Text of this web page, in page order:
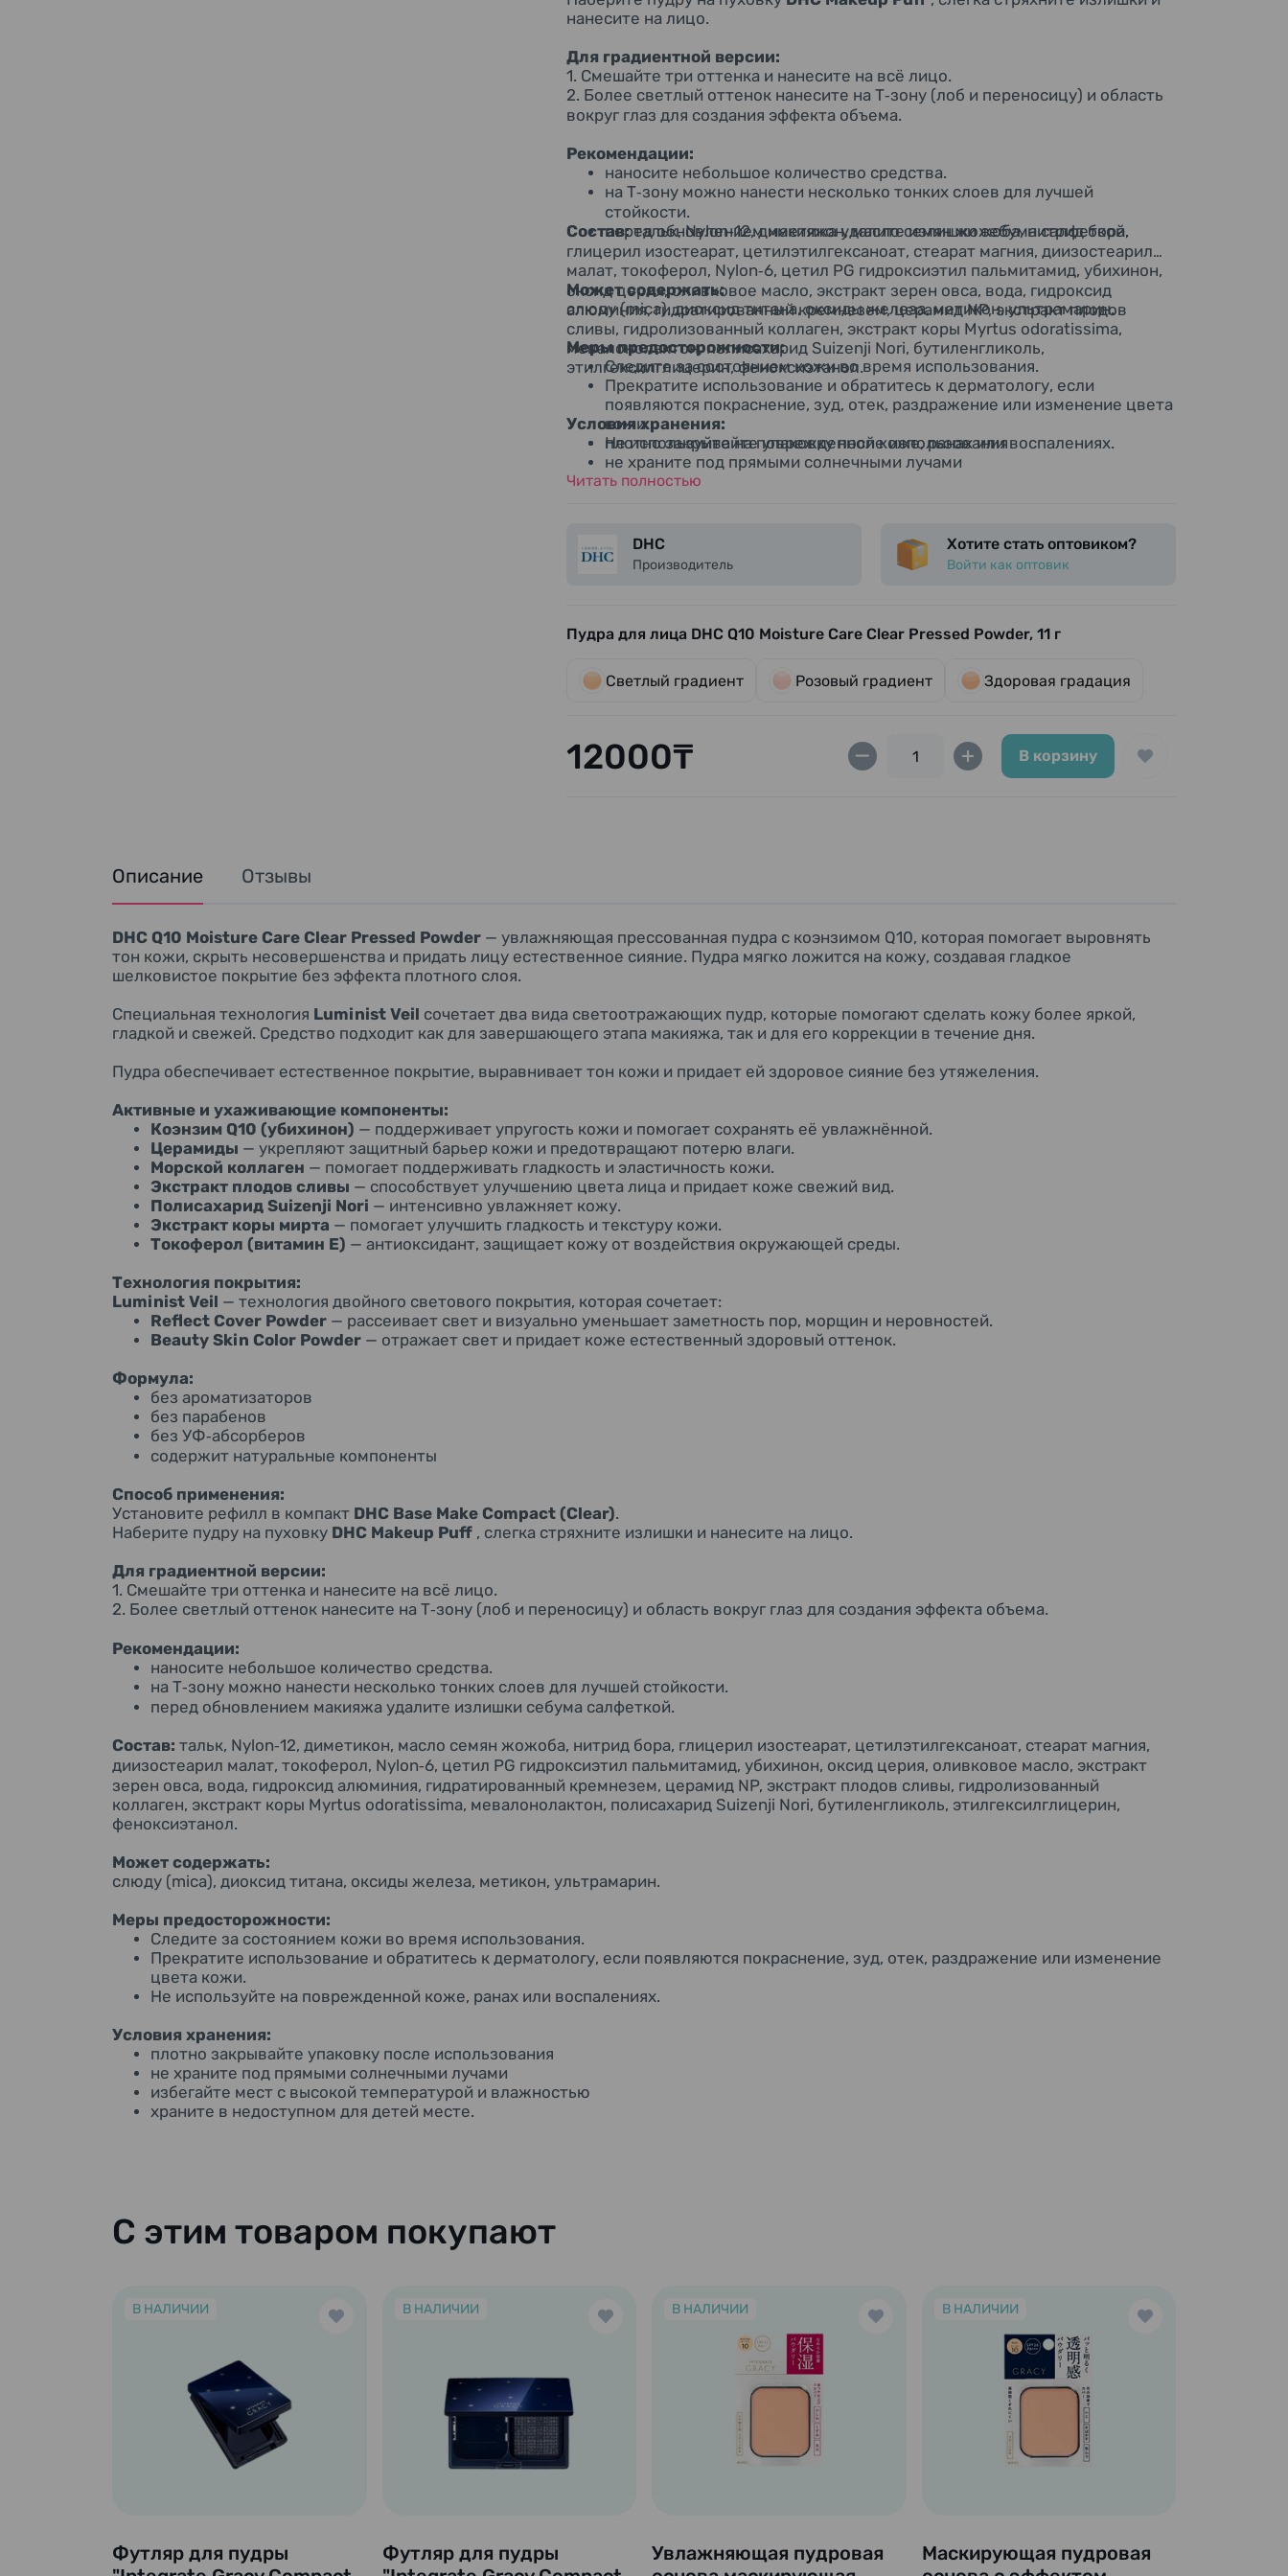
нанесите на лицо.
Для градиентной версии:
1. Смешайте три оттенка и нанесите на всё лицо.
2. Более светлый оттенок нанесите на Т‑зону (лоб и переносицу) и область
вокруг глаз для создания эффекта объема.
Рекомендации:
наносите небольшое количество средства.
на Т‑зону можно нанести несколько тонких слоев для лучшей
стойкости.
перед обновлением макияжа удалите излишки себума салфеткой.
Состав:тальк, Nylon‑12, диметикон, масло семян жожоба, нитрид бора,
глицерил изостеарат, цетилэтилгексаноат, стеарат магния, диизостеарил
малат, токоферол, Nylon‑6, цетил PG гидроксиэтил пальмитамид, убихинон,
оксид церия, оливковое масло, экстракт зерен овса, вода, гидроксид
алюминия, гидратированный кремнезем, церамид NP, экстракт плодов
сливы, гидролизованный коллаген, экстракт коры Myrtus odoratissima,
мевалонолактон, полисахарид Suizenji Nori, бутиленгликоль,
этилгексилглицерин, феноксиэтанол.
Может содержать:
слюду (mica), диоксид титана, оксиды железа, метикон, ультрамарин.
Меры предосторожности:
Следите за состоянием кожи во время использования.
Прекратите использование и обратитесь к дерматологу, если
появляются покраснение, зуд, отек, раздражение или изменение цвета
кожи.
Не используйте на поврежденной коже, ранах или воспалениях.
Условия хранения:
плотно закрывайте упаковку после использования
не храните под прямыми солнечными лучами
избегайте мест с высокой температурой и влажностью
Читать полностью
DHC
Производитель
Хотите стать оптовиком?
Войти как оптовик
Пудра для лица DHC Q10 Moisture Care Clear Pressed Powder, 11 г
Светлый градиент Розовый градиент Здоровая градация
12000₸ В корзину
Описание Отзывы
DHC Q10 Moisture Care Clear Pressed Powder — увлажняющая прессованная пудра с коэнзимом Q10, которая помогает выровнять
тон кожи, скрыть несовершенства и придать лицу естественное сияние. Пудра мягко ложится на кожу, создавая гладкое
шелковистое покрытие без эффекта плотного слоя.
Специальная технология Luminist Veil сочетает два вида светоотражающих пудр, которые помогают сделать кожу более яркой,
гладкой и свежей. Средство подходит как для завершающего этапа макияжа, так и для его коррекции в течение дня.
Пудра обеспечивает естественное покрытие, выравнивает тон кожи и придает ей здоровое сияние без утяжеления.
Активные и ухаживающие компоненты:
Коэнзим Q10 (убихинон) — поддерживает упругость кожи и помогает сохранять её увлажнённой.
Церамиды — укрепляют защитный барьер кожи и предотвращают потерю влаги.
Морской коллаген — помогает поддерживать гладкость и эластичность кожи.
Экстракт плодов сливы — способствует улучшению цвета лица и придает коже свежий вид.
Полисахарид Suizenji Nori — интенсивно увлажняет кожу.
Экстракт коры мирта — помогает улучшить гладкость и текстуру кожи.
Токоферол (витамин Е) — антиоксидант, защищает кожу от воздействия окружающей среды.
Технология покрытия:
Luminist Veil — технология двойного светового покрытия, которая сочетает:
Reflect Cover Powder — рассеивает свет и визуально уменьшает заметность пор, морщин и неровностей.
Beauty Skin Color Powder — отражает свет и придает коже естественный здоровый оттенок.
Формула:
без ароматизаторов
без парабенов
без УФ‑абсорберов
содержит натуральные компоненты
Способ применения:
Установите рефилл в компакт DHC Base Make Compact (Clear).
Наберите пудру на пуховку DHC Makeup Puff , слегка стряхните излишки и нанесите на лицо.
Для градиентной версии:
1. Смешайте три оттенка и нанесите на всё лицо.
2. Более светлый оттенок нанесите на Т‑зону (лоб и переносицу) и область вокруг глаз для создания эффекта объема.
Рекомендации:
наносите небольшое количество средства.
на Т‑зону можно нанести несколько тонких слоев для лучшей стойкости.
перед обновлением макияжа удалите излишки себума салфеткой.
Состав: тальк, Nylon‑12, диметикон, масло семян жожоба, нитрид бора, глицерил изостеарат, цетилэтилгексаноат, стеарат магния,
диизостеарил малат, токоферол, Nylon‑6, цетил PG гидроксиэтил пальмитамид, убихинон, оксид церия, оливковое масло, экстракт
зерен овса, вода, гидроксид алюминия, гидратированный кремнезем, церамид NP, экстракт плодов сливы, гидролизованный
коллаген, экстракт коры Myrtus odoratissima, мевалонолактон, полисахарид Suizenji Nori, бутиленгликоль, этилгексилглицерин,
феноксиэтанол.
Может содержать:
слюду (mica), диоксид титана, оксиды железа, метикон, ультрамарин.
Меры предосторожности:
Следите за состоянием кожи во время использования.
Прекратите использование и обратитесь к дерматологу, если появляются покраснение, зуд, отек, раздражение или изменение
цвета кожи.
Не используйте на поврежденной коже, ранах или воспалениях.
Условия хранения:
плотно закрывайте упаковку после использования
не храните под прямыми солнечными лучами
избегайте мест с высокой температурой и влажностью
храните в недоступном для детей месте.
С этим товаром покупают
В НАЛИЧИИ
Футляр для пудры
В НАЛИЧИИ
Футляр для пудры
В НАЛИЧИИ
Увлажняющая пудровая
В НАЛИЧИИ
Маскирующая пудровая